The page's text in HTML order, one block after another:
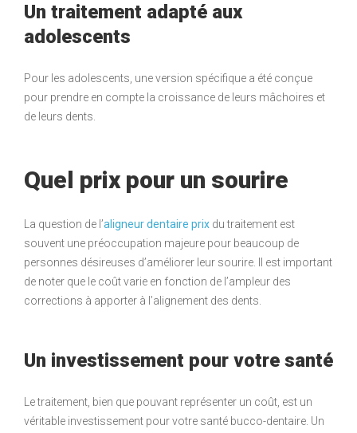
Un traitement adapté aux
adolescents
Pour les adolescents, une version spécifique a été conçue
pour prendre en compte la croissance de leurs mâchoires et
de leurs dents.
Quel prix pour un sourire
La question de l’aligneur dentaire prix du traitement est
souvent une préoccupation majeure pour beaucoup de
personnes désireuses d’améliorer leur sourire. Il est important
de noter que le coût varie en fonction de l’ampleur des
corrections à apporter à l’alignement des dents.
Un investissement pour votre santé
Le traitement, bien que pouvant représenter un coût, est un
véritable investissement pour votre santé bucco-dentaire. Un